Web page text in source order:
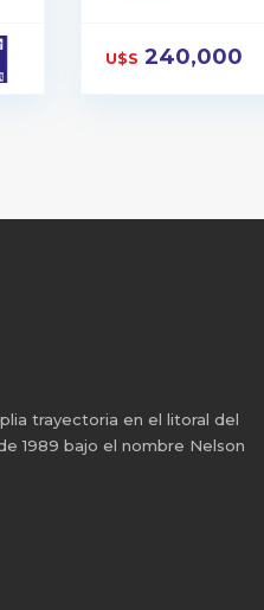
U$S 240,000
trayectoria en el litoral del
1989 bajo el nombre Nelson